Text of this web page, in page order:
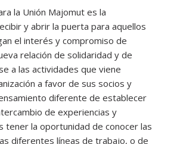
la Unión Majomut es la
y abrir la puerta para aquellos
el interés y compromiso de
relación de solidaridad y de
a las actividades que viene
a favor de sus socios y
diferente de establecer
de experiencias y
tener la oportunidad de conocer las
diferentes líneas de trabajo, o de